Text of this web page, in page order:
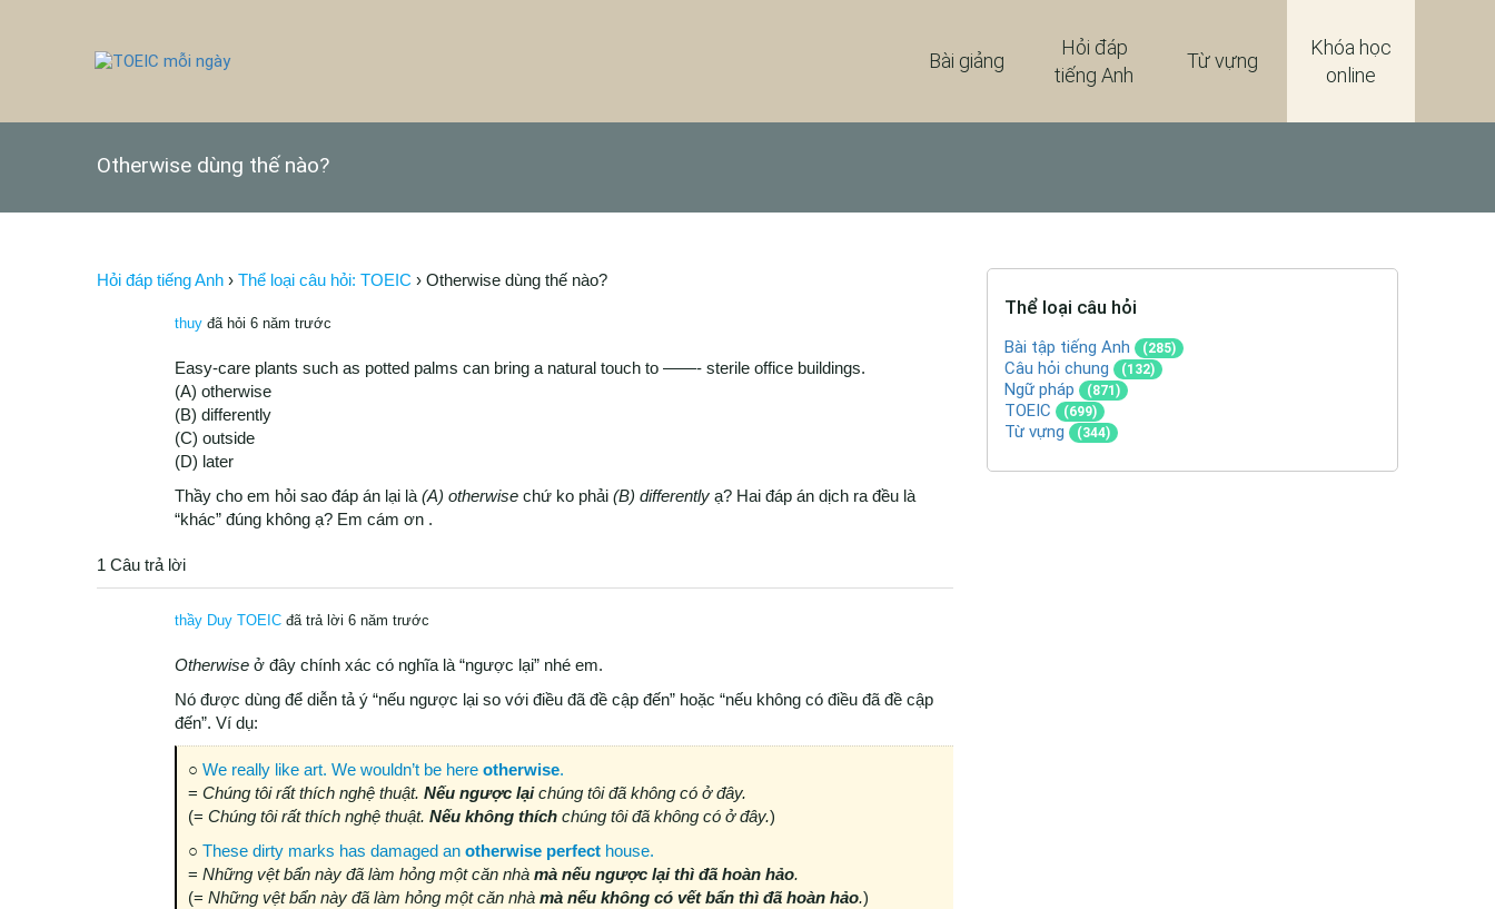
Khóa học
online
Từ vựng
Hỏi đáp
tiếng Anh
Bài giảng
Otherwise dùng thế nào?
Hỏi đáp tiếng Anh › Thể loại câu hỏi: TOEIC › Otherwise dùng thế nào?
thuy đã hỏi 6 năm trước
Easy-care plants such as potted palms can bring a natural touch to ——- sterile office buildings.
(A) otherwise
(B) differently
(C) outside
(D) later
Thầy cho em hỏi sao đáp án lại là (A) otherwise chứ ko phải (B) differently ạ? Hai đáp án dịch ra đều là
“khác” đúng không ạ? Em cám ơn .
1 Câu trả lời
thầy Duy TOEIC đã trả lời 6 năm trước
Otherwise ở đây chính xác có nghĩa là “ngược lại” nhé em.
Nó được dùng để diễn tả ý “nếu ngược lại so với điều đã đề cập đến” hoặc “nếu không có điều đã đề cập
đến”. Ví dụ:
○ We really like art. We wouldn’t be here otherwise.
= Chúng tôi rất thích nghệ thuật. Nếu ngược lạichúng tôi đã không có ở đây.
(= Chúng tôi rất thích nghệ thuật. Nếu không thích chúng tôi đã không có ở đây.)
○ These dirty marks has damaged an otherwise perfect house.
= Những vệt bẩn này đã làm hỏng một căn nhà mà nếu ngược lại thì đã hoàn hảo.
(= Những vệt bẩn này đã làm hỏng một căn nhà mà nếu không có vết bẩn thì đã hoàn hảo.)
Thể loại câu hỏi
Bài tập tiếng Anh (285)
Câu hỏi chung (132)
Ngữ pháp (871)
TOEIC (699)
Từ vựng (344)